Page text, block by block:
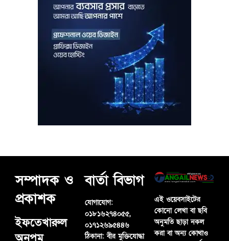
সম্পাদক ও
প্রকাশক
ইফতেখারুল
বার্তা বিভাগ
যোগাযোগ:
০১৮১৬২৭৪০৫৫,
০১৭১২৬৯৫৪৪৬
ঠিকানা:বীর মুক্তিযোদ্ধা
এই ওয়েবসাইটের
কোনো লেখা বা ছবি
অনুমতি ছাড়া নকল
করা বা অন্য কোথাও